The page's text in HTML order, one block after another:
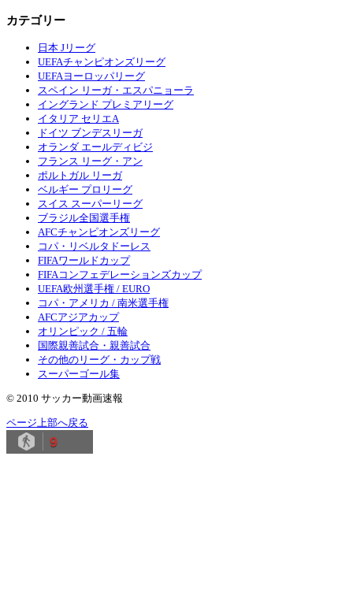
カテゴリー
日本 Jリーグ
UEFAチャンピオンズリーグ
UEFAヨーロッパリーグ
スペイン リーガ・エスパニョーラ
イングランド プレミアリーグ
イタリア セリエA
ドイツ ブンデスリーガ
オランダ エールディビジ
フランス リーグ・アン
ポルトガル リーガ
ベルギー プロリーグ
スイス スーパーリーグ
ブラジル全国選手権
AFCチャンピオンズリーグ
コパ・リベルタドーレス
FIFAワールドカップ
FIFAコンフェデレーションズカップ
UEFA欧州選手権 / EURO
コパ・アメリカ / 南米選手権
AFCアジアカップ
オリンピック / 五輪
国際親善試合・親善試合
その他のリーグ・カップ戦
スーパーゴール集
© 2010 サッカー動画速報
ページ上部へ戻る
9